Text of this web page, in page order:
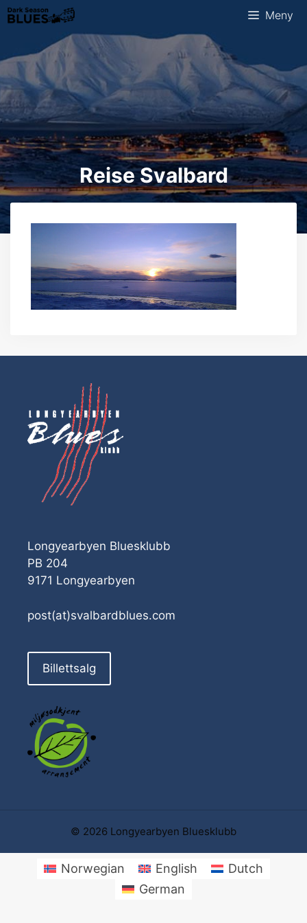
Hopp
til
Meny
Reise Svalbard
Longyearbyen Bluesklubb
PB 204
9171 Longyearbyen
post(at)svalbardblues.com
Billettsalg
© 2026 Longyearbyen Bluesklubb
Norwegian English
Dutch
German